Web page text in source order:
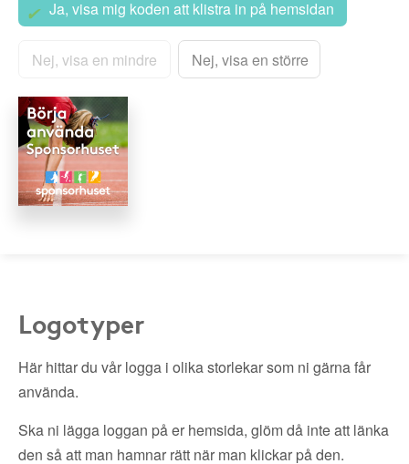
Ja, visa mig koden att klistra in på hemsidan
Nej, visa en mindre Nej, visa en större
Logotyper
Här hittar du vår logga i olika storlekar som ni gärna får
använda.
Ska ni lägga loggan på er hemsida, glöm då inte att länka
den så att man hamnar rätt när man klickar på den.